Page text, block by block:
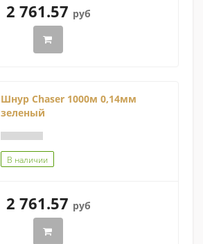
2 761.57 руб
Шнур Chaser 1000м 0,14мм
зеленый
В наличии
2 761.57 руб